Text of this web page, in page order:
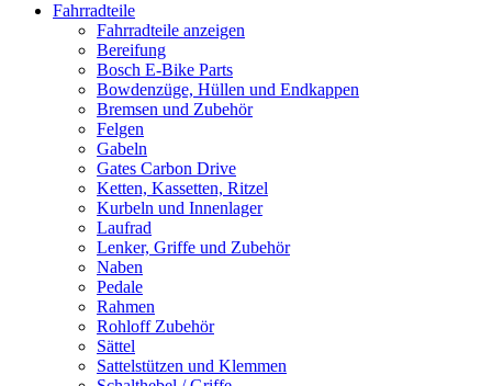
Fahrradteile
Fahrradteile anzeigen
Bereifung
Bosch E-Bike Parts
Bowdenzüge, Hüllen und Endkappen
Bremsen und Zubehör
Felgen
Gabeln
Gates Carbon Drive
Ketten, Kassetten, Ritzel
Kurbeln und Innenlager
Laufrad
Lenker, Griffe und Zubehör
Naben
Pedale
Rahmen
Rohloff Zubehör
Sättel
Sattelstützen und Klemmen